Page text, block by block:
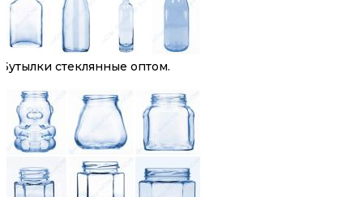
Бутылки стеклянные оптом.